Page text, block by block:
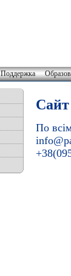
Поддержка
Сайт
По